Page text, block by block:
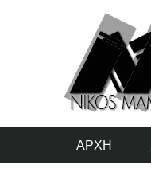
ΑΡΧΉ